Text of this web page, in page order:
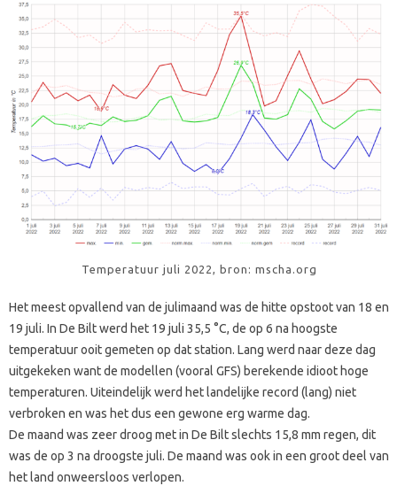
Temperatuur juli 2022, bron: mscha.org
Het meest opvallend van de julimaand was de hitte opstoot van 18 en
19 juli. In De Bilt werd het 19 juli 35,5 °C, de op 6 na hoogste
temperatuur ooit gemeten op dat station. Lang werd naar deze dag
uitgekeken want de modellen (vooral GFS) berekende idioot hoge
temperaturen. Uiteindelijk werd het landelijke record (lang) niet
verbroken en was het dus een gewone erg warme dag.
De maand was zeer droog met in De Bilt slechts 15,8 mm regen, dit
was de op 3 na droogste juli. De maand was ook in een groot deel van
het land onweersloos verlopen.